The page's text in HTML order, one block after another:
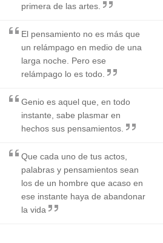
primera de las artes.
El pensamiento no es más que
un relámpago en medio de una
larga noche. Pero ese
relámpago lo es todo.
Genio es aquel que, en todo
instante, sabe plasmar en
hechos sus pensamientos.
Que cada uno de tus actos,
palabras y pensamientos sean
los de un hombre que acaso en
ese instante haya de abandonar
la vida